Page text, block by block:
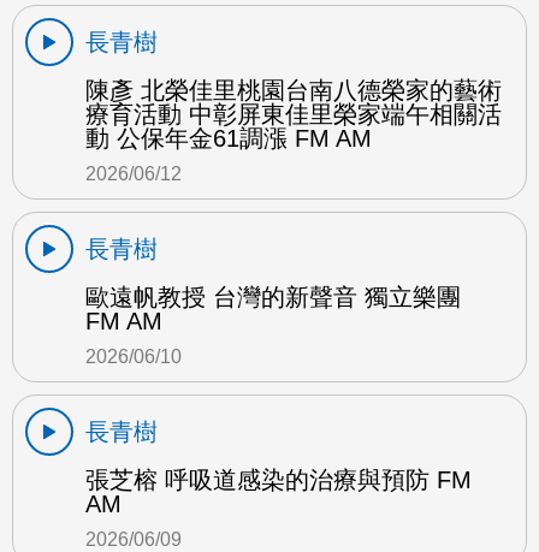
長青樹
陳彥 北榮佳里桃園台南八德榮家的藝術
療育活動 中彰屏東佳里榮家端午相關活
動 公保年金61調漲 FM AM
2026/06/12
長青樹
歐遠帆教授 台灣的新聲音 獨立樂團
FM AM
2026/06/10
長青樹
張芝榕 呼吸道感染的治療與預防 FM
AM
2026/06/09